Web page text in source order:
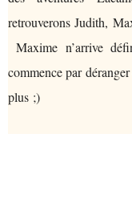
retrouverons Judith,
Maxime n’arrive
commence par
plus ;)